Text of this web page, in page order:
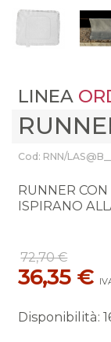
LINEA
Cod: RNN/
RUNNER
ISPIRANO
72,70 €
36,35 €
Disponibilità: